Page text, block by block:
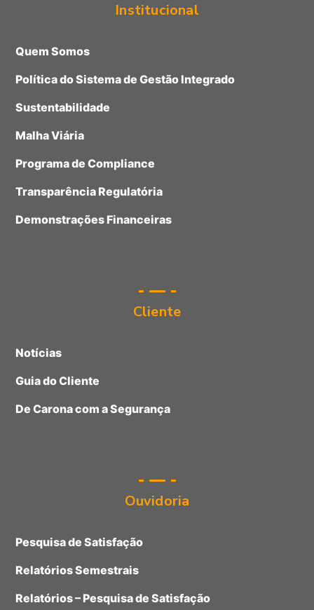
Institucional
Quem Somos
Política do Sistema de Gestão Integrado
Sustentabilidade
Malha Viária
Programa de Compliance
Transparência Regulatória
Demonstrações Financeiras
Cliente
Notícias
Guia do Cliente
De Carona com a Segurança
Ouvidoria
Pesquisa de Satisfação
Relatórios Semestrais
Relatórios – Pesquisa de Satisfação